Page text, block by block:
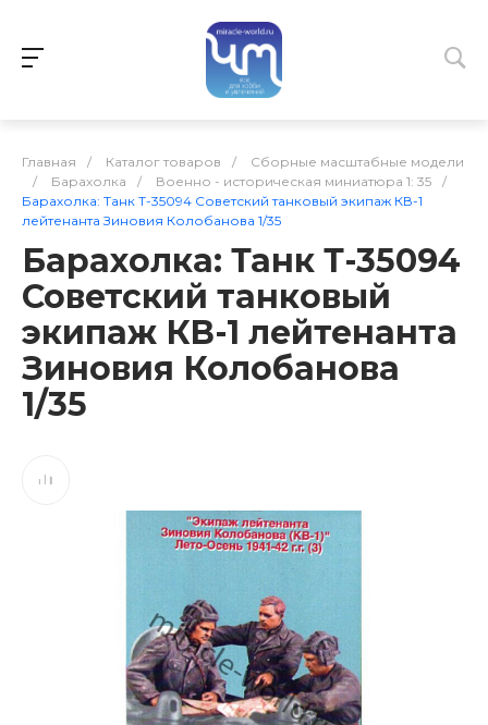
Главная / Каталог товаров /
Сборные масштабные модели
/
Барахолка / Военно - историческая миниатюра 1: 35
/
Барахолка: Танк Т-35094 Советский танковый экипаж КВ-1
лейтенанта Зиновия Колобанова 1/35
Барахолка: Танк Т-35094
Советский танковый
экипаж КВ-1 лейтенанта
Зиновия Колобанова
1/35